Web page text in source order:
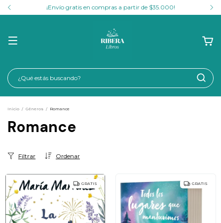
¡Envío gratis en compras a partir de $35.000!
Inicio / Géneros / Romance
Romance
Ordenar
Filtrar
GRATIS GRATIS